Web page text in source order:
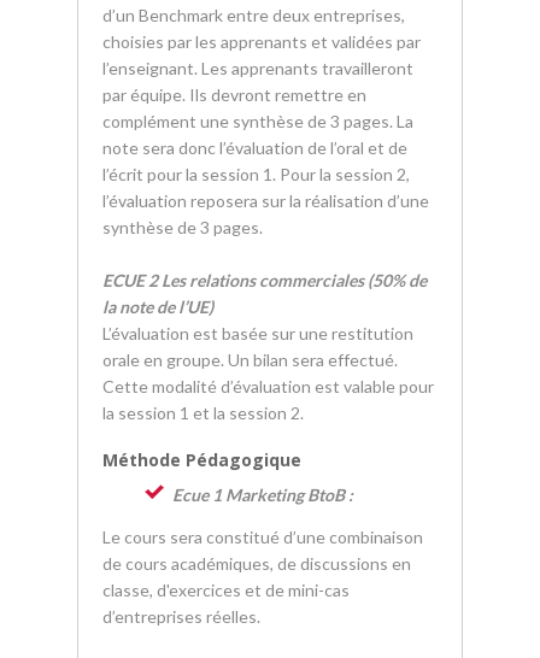
d’un Benchmark entre deux entreprises,
choisies par les apprenants et validées par
l’enseignant. Les apprenants travailleront
par équipe. Ils devront remettre en
complément une synthèse de 3 pages. La
note sera donc l’évaluation de l’oral et de
l’écrit pour la session 1. Pour la session 2,
l’évaluation reposera sur la réalisation d’une
synthèse de 3 pages.
ECUE 2 Les relations commerciales (50% de
la note de l’UE)
L’évaluation est basée sur une restitution
orale en groupe. Un bilan sera effectué.
Cette modalité d’évaluation est valable pour
la session 1 et la session 2.
Méthode Pédagogique
Ecue 1 Marketing BtoB :
Le cours sera constitué d’une combinaison
de cours académiques, de discussions en
classe, d'exercices et de mini-cas
d’entreprises réelles.